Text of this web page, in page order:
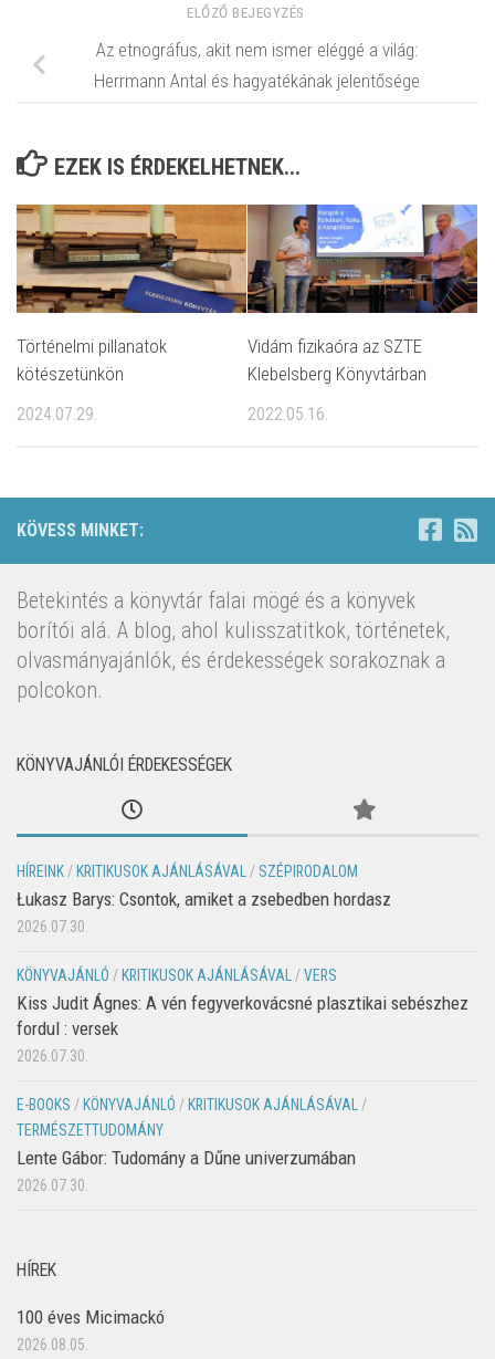
ELŐZŐ BEJEGYZÉS
Az etnográfus, akit nem ismer eléggé a világ:
Herrmann Antal és hagyatékának jelentősége
EZEK IS ÉRDEKELHETNEK...
Történelmi pillanatok
kötészetünkön
2024.07.29.
Vidám fizikaóra az SZTE
Klebelsberg Könyvtárban
2022.05.16.
KÖVESS MINKET:
Betekintés a könyvtár falai mögé és a könyvek
borítói alá. A blog, ahol kulisszatitkok, történetek,
olvasmányajánlók, és érdekességek sorakoznak a
polcokon.
KÖNYVAJÁNLÓI ÉRDEKESSÉGEK
HÍREINK / KRITIKUSOK AJÁNLÁSÁVAL / SZÉPIRODALOM
Łukasz Barys: Csontok, amiket a zsebedben hordasz
2026.07.30.
KÖNYVAJÁNLÓ / KRITIKUSOK AJÁNLÁSÁVAL /VERS
Kiss Judit Ágnes: A vén fegyverkovácsné plasztikai sebészhez
fordul : versek
2026.07.30.
E-BOOKS / KÖNYVAJÁNLÓ / KRITIKUSOK AJÁNLÁSÁVAL
/
TERMÉSZETTUDOMÁNY
Lente Gábor: Tudomány a Dűne univerzumában
2026.07.30.
HÍREK
100 éves Micimackó
2026.08.05.